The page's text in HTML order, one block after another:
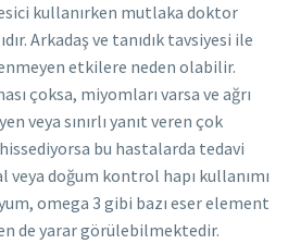
kullanırken mutlaka doktor
Arkadaş ve tanıdık tavsiyesi ile
etkilere neden olabilir.
çoksa, miyomları varsa ve ağrı
veya sınırlı yanıt veren çok
bu hastalarda tedavi
doğum kontrol hapı kullanımı
omega 3 gibi bazı eser element
de yarar görülebilmektedir.